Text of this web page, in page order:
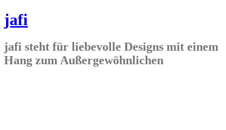
jafi
jafi steht für liebevolle Designs mit einem
Hang zum Außergewöhnlichen